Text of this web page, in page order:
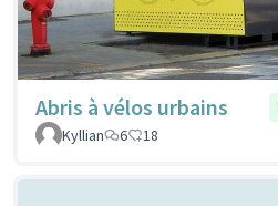
Abris à vélos urbains
Kyllian
6 18